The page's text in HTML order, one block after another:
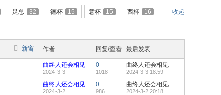
收起
足总 32 德杯 15 意杯 15 西杯 16
新窗 作者 回复/查看 最后发表
曲终人还会相见
2024-3-3
0
1018
曲终人还会相见
2024-3-3 18:59
曲终人还会相见
2024-3-2
0
986
曲终人还会相见
2024-3-2 20:18